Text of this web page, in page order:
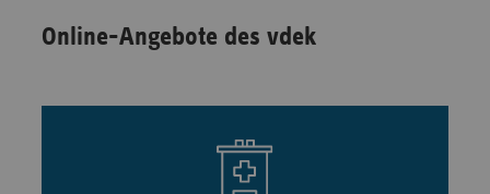
Online-Angebote des vdek